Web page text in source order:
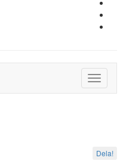
Toggle
Dela!